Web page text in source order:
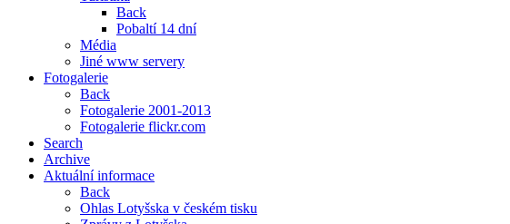
Back
Pobaltí 14 dní
Média
Jiné www servery
Fotogalerie
Back
Fotogalerie 2001-2013
Fotogalerie flickr.com
Search
Archive
Aktuální informace
Back
Ohlas Lotyšska v českém tisku